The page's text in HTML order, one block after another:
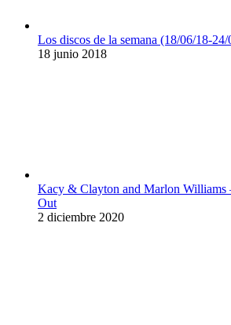
Los discos de la semana (18/06/18-
18 junio 2018
Kacy & Clayton and Marlon Williams
Out
2 diciembre 2020